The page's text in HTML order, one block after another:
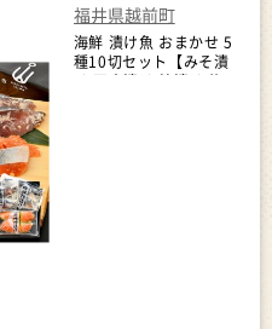
福井県越前町
海鮮 漬け魚 おまかせ 5
種10切セット【みそ漬
け 西京漬け 粕漬け 麹漬